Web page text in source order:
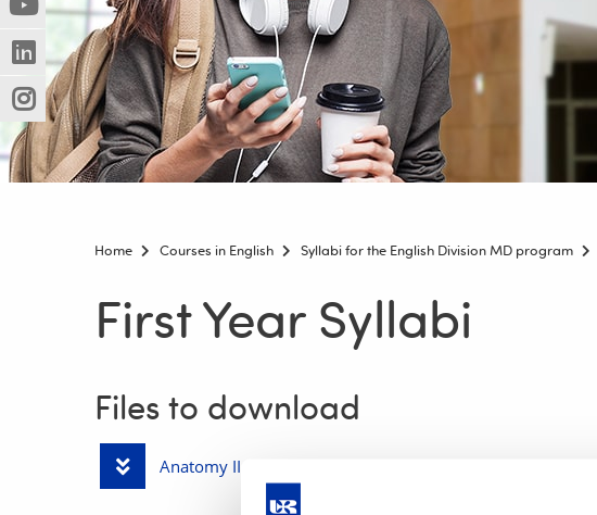
innej
strony)
(Nowe
okno)
(Link
do
innej
strony)
(Nowe
okno)
(Link
do
innej
strony)
(Nowe
okno)
(Link
do
innej
strony)
Home Courses in English Syllabi for the English Division MD program
First Year Syllabi
Files to download
Download
Anatomy II.pdf